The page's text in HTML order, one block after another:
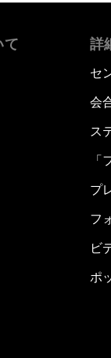
て 詳
セ
会
ス
プ
フ
ビ
ポ